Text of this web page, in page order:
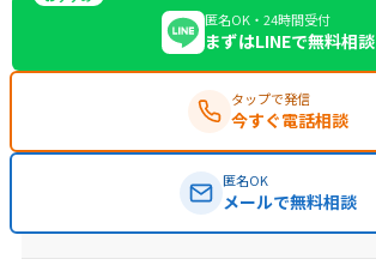
匿名OK・24時間受付
まずはLINEで無料相談
タップで発信
今すぐ電話相談
匿名OK
メールで無料相談